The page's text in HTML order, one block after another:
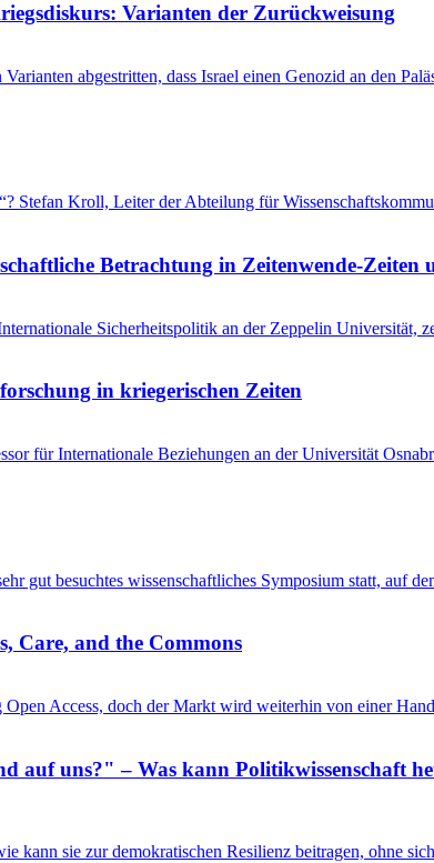
Varianten der Zurückweisung
abgestritten, dass Israel einen Genozid an den
Stefan Kroll, Leiter der Abteilung für
Betrachtung in Zeitenwende-Zeiten
Sicherheitspolitik an der Zeppelin
in kriegerischen Zeiten
für Internationale Beziehungen an der Universität
gut besuchtes wissenschaftliches Symposium statt, auf
Care, and the Commons
Access, doch der Markt wird weiterhin von einer
auf uns?" – Was kann Politikwissenschaft
kann sie zur demokratischen Resilienz beitragen, ohne